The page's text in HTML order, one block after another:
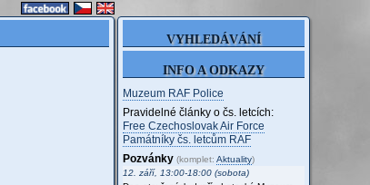
VYHLEDÁVÁNÍ
INFO A ODKAZY
Muzeum RAF Police
Pravidelné články o čs. letcích:
Free Czechoslovak Air Force
Památníky čs. letcům RAF
Pozvánky (komplet: Aktuality)
12. září, 13:00-18:00 (sobota)